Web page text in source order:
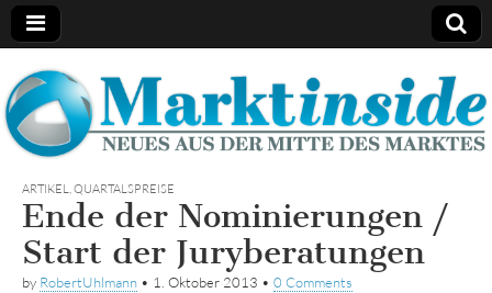
Marktinside
ARTIKEL,QUARTALSPREISE
Ende der Nominierungen /
Start der Juryberatungen
by RobertUhlmann • 1. Oktober 2013 • 0 Comments